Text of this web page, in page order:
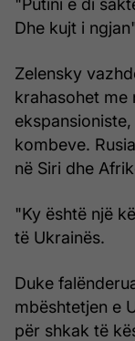
"Putini e di
Dhe kujt i
Zelensky
krahasohet me
kombeve.
në Siri dhe
"Ky është një
të Ukrainës.
Duke
mbështetjen e
për shkak të